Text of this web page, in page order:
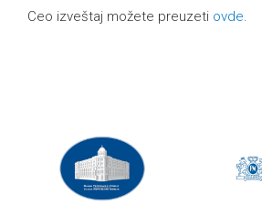
Ceo izveštaj možete preuzeti ovde.